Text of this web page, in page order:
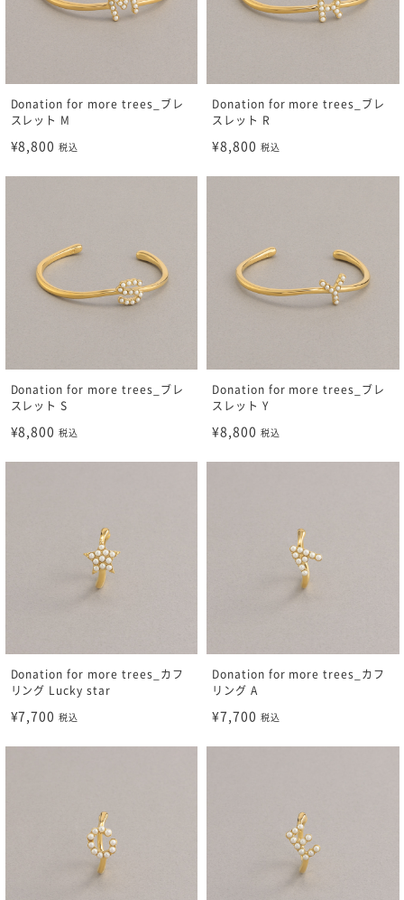
Donation for more trees_ブレ
スレット M
¥8,800税込
Donation for more trees_ブレ
スレット R
¥8,800 税込
Donation for more trees_ブレ
スレット S
¥8,800税込
Donation for more trees_ブレ
スレット Y
¥8,800 税込
Donation for more trees_カフ
リング Lucky star
¥7,700税込
Donation for more trees_カフ
リング A
¥7,700 税込